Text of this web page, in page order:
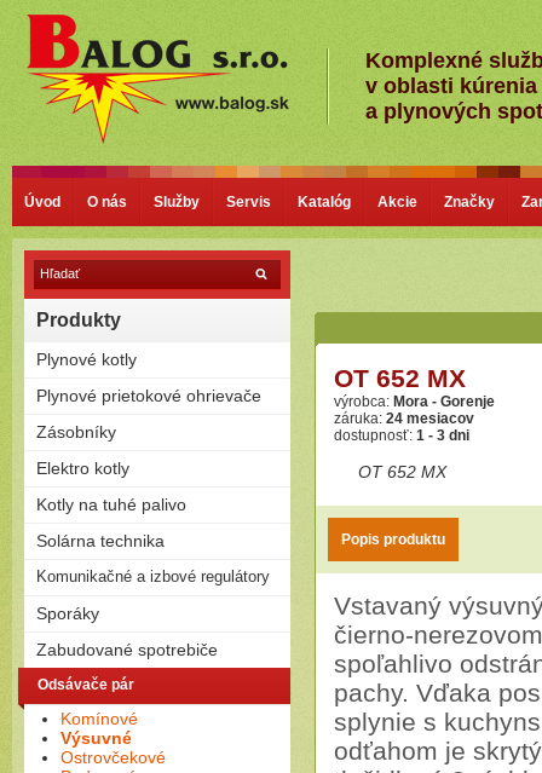
Komplexné
v oblasti kúrenia
a plynových
Úvod O nás Služby Servis Katalóg Akcie Značky
Produkty
Plynové kotly
Kondenzačné kotly
Plynové prietokové ohrievače
Plamienkové (s horáčikom)
Turbo (cez stenu - nútený
Zásobníky
Priamoohrievané zásobníky
Závesné
Elektro kotly
Len na kúrenie
zásobník)
Kotly na tuhé palivo
Splyňovacie - pyrolitické kotly
Peletizačné kotly
uhlie
Solárna technika
Solárne zostavy - ploché
Solárne zostavy - vákuové
Komunikačné a izbové regulátory
Regulátory
Sporáky
Plynové
Elektrické
Kombinované
Zabudované spotrebiče
Rúry
Dosky
Umývačky riadu
Odsávače pár
Komínové
Výsuvné
Ostrovčekové
OT 652 MX
výrobca: Mora - Gorenje
záruka: 24 mesiacov
dostupnosť: 1 - 3 dni
OT 652 MX
Popis produktu
Vstavaný
čierno-
spoľahlivo
pachy. Vďaka
splynie s
odťahom je